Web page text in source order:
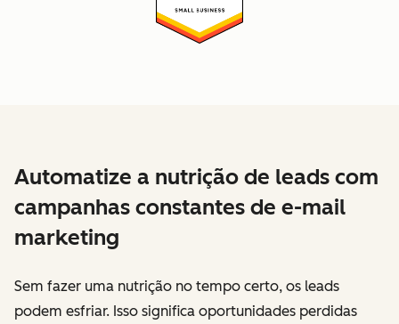
Automatize a nutrição de leads com
campanhas constantes de e-mail
marketing
Sem fazer uma nutrição no tempo certo, os leads
podem esfriar. Isso significa oportunidades perdidas